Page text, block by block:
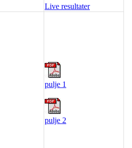
Live resultater
pulje 1
pulje 2